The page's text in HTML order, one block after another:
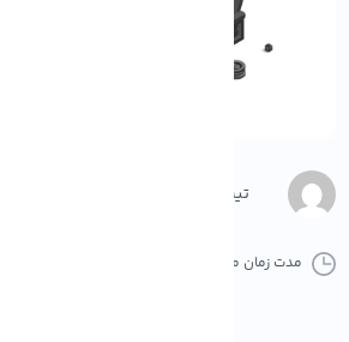
تیم محتوا
مدت زمان مطالعه :